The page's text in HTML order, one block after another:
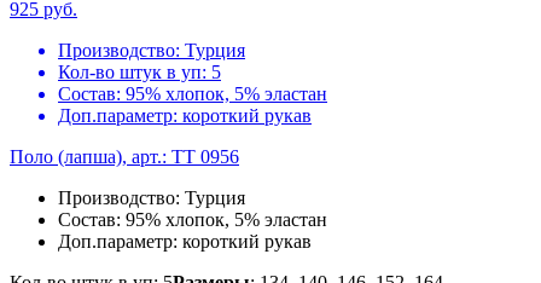
925 руб.
Производство: Турция
Кол-во штук в уп: 5
Состав: 95% хлопок, 5% эластан
Доп.параметр: короткий рукав
Поло (лапша), арт.: TT 0956
Производство: Турция
Состав: 95% хлопок, 5% эластан
Доп.параметр: короткий рукав